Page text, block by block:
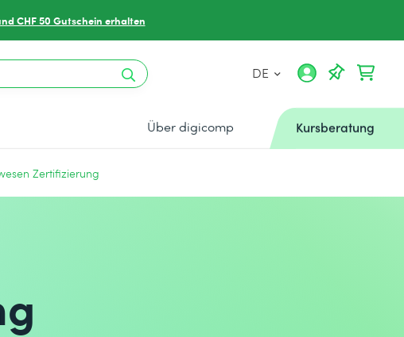
CHF 50 Gutschein erhalten
DE
Über digicomp Kursberatung
Zertifizierung